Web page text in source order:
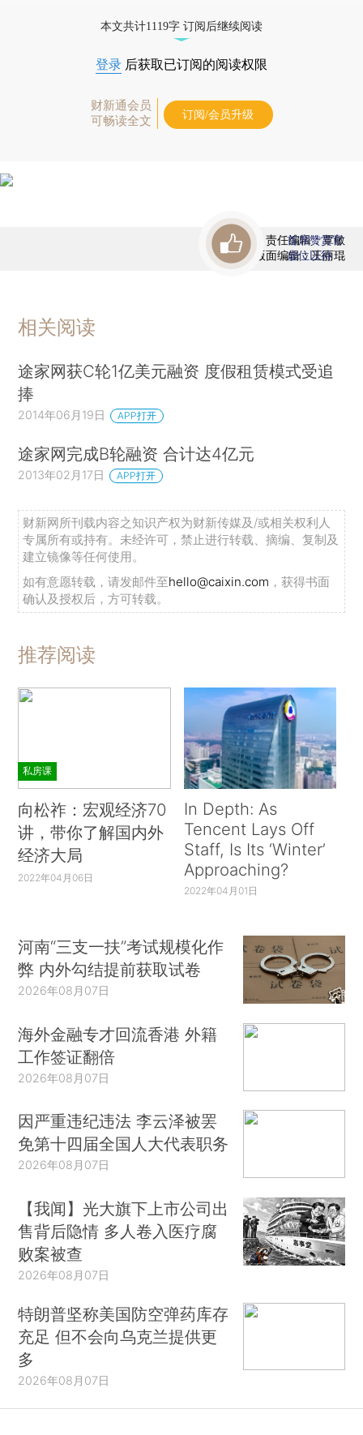
本文共计1119字 订阅后继续阅读
登录 后获取已订阅的阅读权限
财新通会员
可畅读全文
订阅/会员升级
责任编辑：覃敏
版面编辑：王丽琨
首席赞赏官
虚位以待
相关阅读
途家网获C轮1亿美元融资 度假租赁模式受追
捧
2014年06月19日 APP打开
途家网完成B轮融资 合计达4亿元
2013年02月17日 APP打开
财新网所刊载内容之知识产权为财新传媒及/或相关权利人
专属所有或持有。未经许可，禁止进行转载、摘编、复制及
建立镜像等任何使用。
如有意愿转载，请发邮件至hello@caixin.com ，获得书面
确认及授权后，方可转载。
推荐阅读
私房课
向松祚：宏观经济70
讲，带你了解国内外
经济大局
2022年04月06日
In Depth: As
Tencent Lays Off
Staff, Is Its ‘Winter’
Approaching?
2022年04月01日
河南“三支一扶”考试规模化作
弊 内外勾结提前获取试卷
2026年08月07日
海外金融专才回流香港 外籍
工作签证翻倍
2026年08月07日
因严重违纪违法 李云泽被罢
免第十四届全国人大代表职务
2026年08月07日
【我闻】光大旗下上市公司出
售背后隐情 多人卷入医疗腐
败案被查
2026年08月07日
特朗普坚称美国防空弹药库存
充足 但不会向乌克兰提供更
多
2026年08月07日